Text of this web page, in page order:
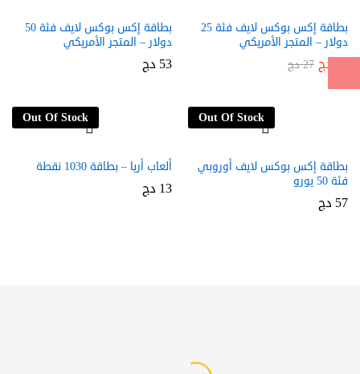
بطاقة إكس بوكس لايف فئة 50
دولار – المتجر الأمريكي
53 دج
بطاقة إكس بوكس لايف فئة 25
دولار – المتجر الأمريكي
دج 27 دج
Out Of Stock
ألعاب أريا – بطاقة 1030 نقطة
13 دج
Out Of Stock
بطاقة إكس بوكس لايف أوروبي
فئة 50 يورو
57 دج